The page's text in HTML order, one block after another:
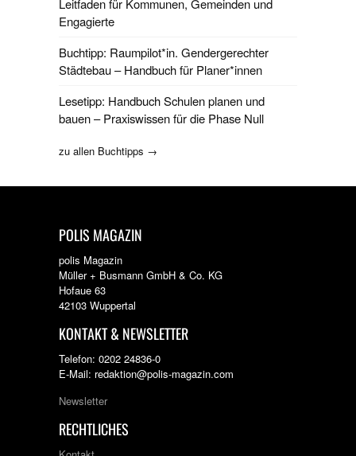
Leitfaden für Kommunen, Gemeinden und
Engagierte
Buchtipp: Raumpilot*in. Gendergerechter
Städtebau – Handbuch für Planer*innen
Lesetipp: Handbuch Schulen planen und
bauen – Praxiswissen für die Phase Null
zu allen Buchtipps →
POLIS MAGAZIN
polis Magazin
Müller + Busmann GmbH & Co. KG
Hofaue 63
42103 Wuppertal
KONTAKT & NEWSLETTER
Telefon: 0202 24836-0
E-Mail: redaktion@polis-magazin.com
Newsletter
RECHTLICHES